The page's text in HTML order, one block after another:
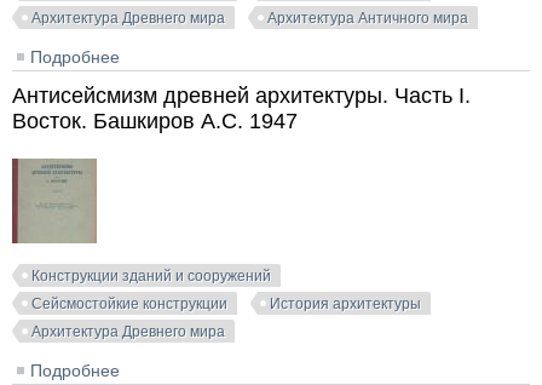
Архитектура Древнего мира
Архитектура Античного мира
Подробнее
Греция. Башкиров А.С. 1949
Антисейсмизм древней архитектуры. Часть I.
Восток. Башкиров А.С. 1947
Конструкции зданий и сооружений
Сейсмостойкие конструкции
История архитектуры
Архитектура Древнего мира
Подробнее